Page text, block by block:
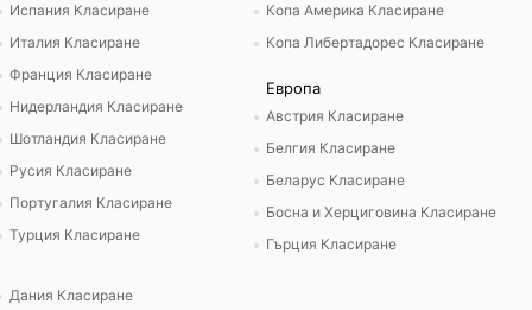
Испания Класиране
Италия Класиране
Франция Класиране
Нидерландия Класиране
Шотландия Класиране
Русия Класиране
Португалия Класиране
Турция Класиране
Копа Америка Класиране
Копа Либертадорес Класиране
Европа
Австрия Класиране
Белгия Класиране
Беларус Класиране
Босна и Херциговина Класиране
Гърция Класиране
Дания Класиране